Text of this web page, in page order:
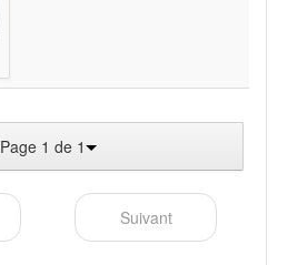
Page 1 de 1
Suivant